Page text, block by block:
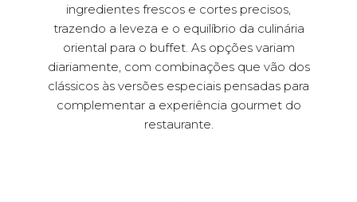
ingredientes frescos e cortes precisos,
trazendo a leveza e o equilíbrio da culinária
oriental para o buffet. As opções variam
diariamente, com combinações que vão dos
clássicos às versões especiais pensadas para
complementar a experiência gourmet do
restaurante.